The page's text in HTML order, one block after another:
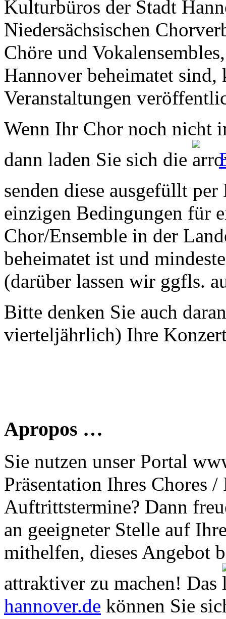
Kulturbüros der Stadt
Niedersächsischen
Chöre und
Hannover beheimatet sind,
Veranstaltungen
Wenn Ihr Chor noch nicht
dann laden Sie sich die
senden diese ausgefüllt
einzigen Bedingungen für
Chor/Ensemble in der
beheimatet ist und
(darüber lassen wir ggfls.
Bitte denken Sie auch
vierteljährlich) Ihre
Apropos …
Sie nutzen unser Portal
Präsentation Ihres Chores
Auftrittstermine? Dann
an geeigneter Stelle auf
mithelfen, dieses Angebot
attraktiver zu machen! Das
hannover.de können Sie